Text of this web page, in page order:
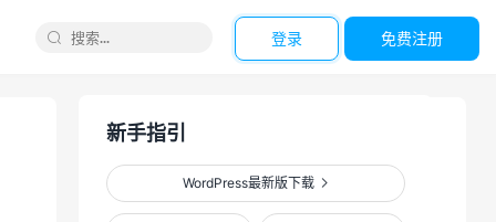
登录 免费注册

新手指引
WordPress最新版下载 